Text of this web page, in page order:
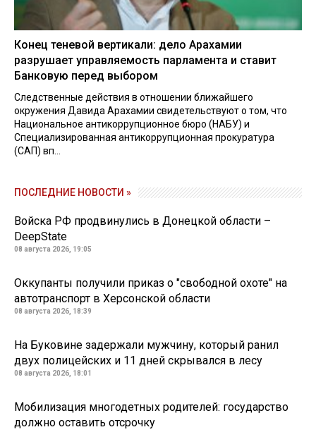
Конец теневой вертикали: дело Арахамии
разрушает управляемость парламента и ставит
Банковую перед выбором
Следственные действия в отношении ближайшего
окружения Давида Арахамии свидетельствуют о том, что
Национальное антикоррупционное бюро (НАБУ) и
Специализированная антикоррупционная прокуратура
(САП) вп...
ПОСЛЕДНИЕ НОВОСТИ »
Войска РФ продвинулись в Донецкой области –
DeepState
08 августа 2026, 19:05
Оккупанты получили приказ о "свободной охоте" на
автотранспорт в Херсонской области
08 августа 2026, 18:39
На Буковине задержали мужчину, который ранил
двух полицейских и 11 дней скрывался в лесу
08 августа 2026, 18:01
Мобилизация многодетных родителей: государство
должно оставить отсрочку